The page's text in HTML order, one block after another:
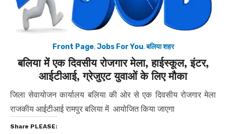
Front Page,Jobs For You,बलिया शहर
बलिया में एक दिवसीय रोजगार मेला, हाईस्कूल, इंटर,
आईटीआई, ग्रेजुएट युवाओं के लिए मौका
जिला सेवायोजन कार्यालय बलिया की ओर से एक दिवसीय रोजगार मेला
राजकीय आईटीआई रामपुर बलिया में आयोजित किया जाएगा
Share PLEASE: